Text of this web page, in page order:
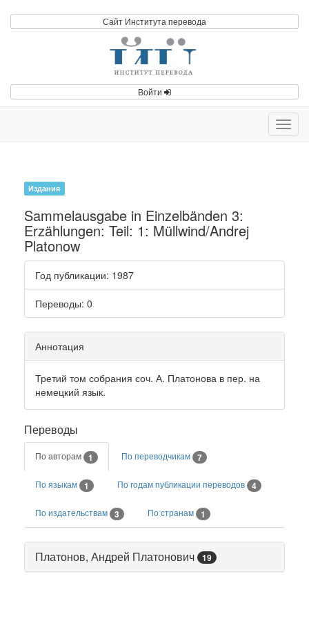
Сайт Института перевода
Войти
Издания
Sammelausgabe in Einzelbänden 3:
Erzählungen: Teil: 1: Müllwind/Andrej
Platonow
Год публикации: 1987
Переводы: 0
Аннотация
Третий том собрания соч. А. Платонова в пер. на
немецкий язык.
Переводы
По авторам 1 По переводчикам 7
По языкам 1 По годам публикации переводов 4
По издательствам 3 По странам 1
Платонов, Андрей Платонович 19